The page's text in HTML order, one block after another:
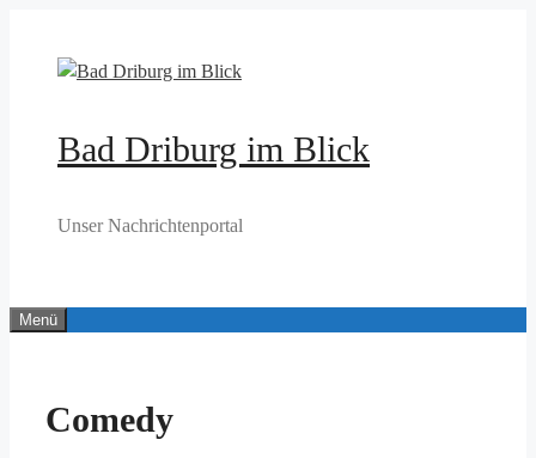
springen
Bad Driburg im Blick
Unser Nachrichtenportal
Menü
Comedy